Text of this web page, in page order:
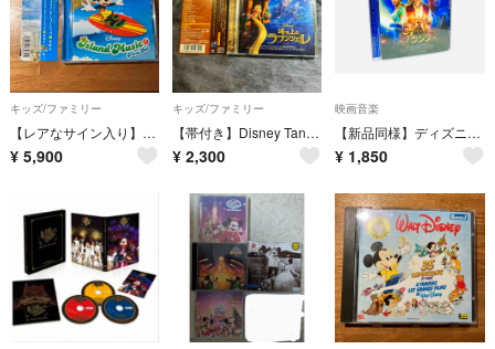
キッズ/ファミリー
【レアなサイン入り】Disney Island Music Hirai Dai
¥ 5,900
キッズ/ファミリー
【帯付き】Disney Tangled Original Soundtrack
¥ 2,300
映画音楽
【新品同様】ディズニー実写映画『アラジン』デラックス盤2枚組サントラCD／廃盤
¥ 1,850